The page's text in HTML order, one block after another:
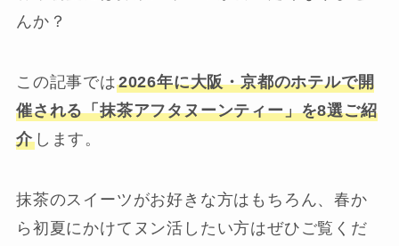
んか？
この記事では2026年に大阪・京都のホテルで開
催される「抹茶アフタヌーンティー」を8選ご紹
介します。
抹茶のスイーツがお好きな方はもちろん、春か
ら初夏にかけてヌン活したい方はぜひご覧くだ